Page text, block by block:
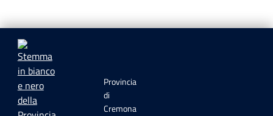
Provincia
di
Cremona